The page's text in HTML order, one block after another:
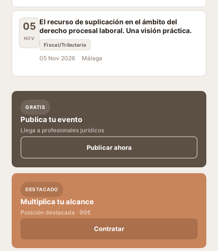
05
NOV
El recurso de suplicación en el ámbito del
derecho procesal laboral. Una visión práctica.
Fiscal/Tributario
05 Nov 2026 Málaga
GRATIS
Publica tu evento
Llega a profesionales jurídicos
Publicar ahora
DESTACADO
Multiplica tu alcance
Posición destacada · 99€
Contratar